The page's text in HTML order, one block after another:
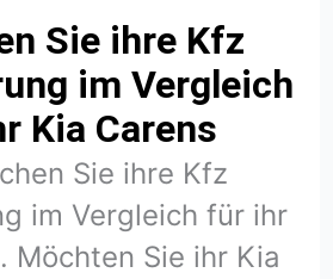
Sie ihre Kfz
im Vergleich
Kia Carens
Sie ihre Kfz
im Vergleich für ihr
Möchten Sie ihr Kia